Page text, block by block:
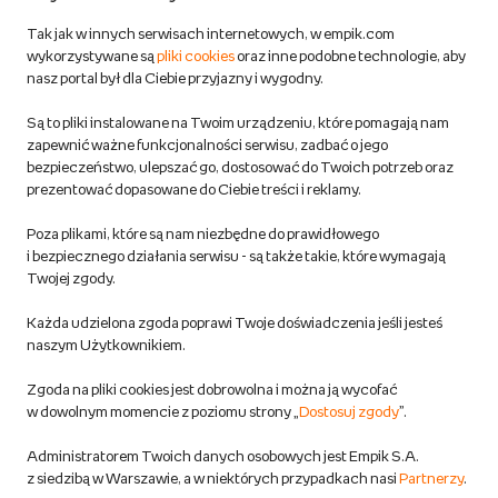
Zwroty
Reklamacje
Regulamin empik.com
Pozostałe Regulaminy Empiku
Polityka prywatności empik.com
produktów niebezpiecznych
Dostosuj zgody
Polityka prywatności empik
Do 100 zł na pierwsze zakupy w aplikacji. Pobierz i
korzystaj z kodów zniżkowych.Dowiedz się więcej
Tak jak w innych serwisach internetowych, w empik.com
wykorzystywane sąpliki cookiesoraz inne podobne technologie, aby
nasz portal był dla Ciebie przyjazny i wygodny.
Są to pliki instalowane na Twoim urządzeniu, które pomagają nam
zapewnić ważne funkcjonalności serwisu, zadbać o jego
bezpieczeństwo, ulepszać go, dostosować do Twoich potrzeb oraz
prezentować dopasowane do Ciebie treści i reklamy.
Poza plikami, które są nam niezbędne do prawidłowego
i bezpiecznego działania serwisu - są także takie, które wymagają
Twojej zgody.
Każda udzielona zgoda poprawi Twoje doświadczenia jeśli jesteś
naszym Użytkownikiem.
Zgoda na pliki cookies jest dobrowolna i można ją wycofać
w dowolnym momencie z poziomu strony „ Dostosuj zgody”.
Administratorem Twoich danych osobowych jest Empik S.A.
z siedzibą w Warszawie, a w niektórych przypadkach nasi Partnerzy.